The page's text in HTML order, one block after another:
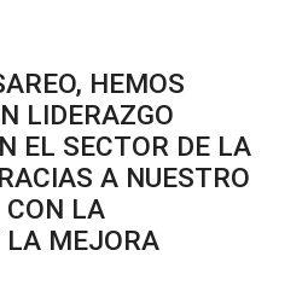
HEMOS
LIDERAZGO
EL SECTOR DE LA
A NUESTRO
CON LA
LA MEJORA